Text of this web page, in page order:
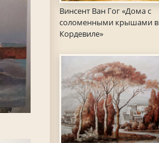
Винсент Ван Гог «Дома с
соломенными крышами в
Кордевиле»